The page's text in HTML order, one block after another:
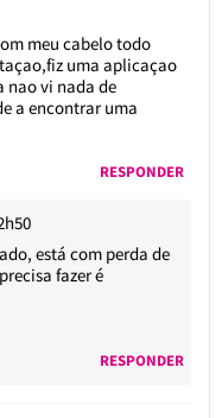
meu cabelo todo
uma aplicaçao
nao vi nada de
a encontrar uma
RESPONDER
está com perda de
fazer é
RESPONDER